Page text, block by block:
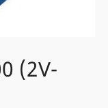
(2V-